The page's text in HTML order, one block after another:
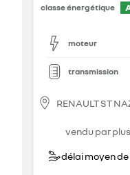
classe énergétique
moteur
transmission
RENAULT ST
vendu par
délai moyen de